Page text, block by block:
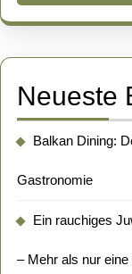
Neueste
Balkan Dining:
Gastronomie
Ein rauchiges
– Mehr als nur